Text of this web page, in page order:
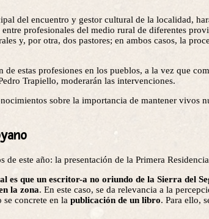
del encuentro y gestor cultural de la localidad,
profesionales del medio rural de diferentes
y, por otra, dos pastores; en ambos casos, la
estas profesiones en los pueblos, a la vez que
Trapiello, moderarán las intervenciones.
sobre la importancia de mantener vivos
este año: la presentación de la Primera
es que un escritor-a no oriundo de la Sierra del
la zona. En este caso, se da relevancia a la
concrete en la publicación de un libro. Para ello,